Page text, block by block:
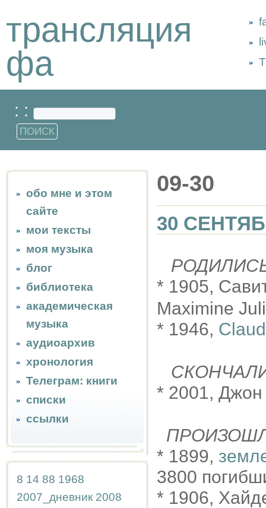
трансляция
фа
: :
обо мне и этом
сайте
мои тексты
моя музыка
блог
библиотека
академическая
музыка
аудиоархив
хронология
Телеграм: книги
списки
ссылки
8 14 88 1968
2007_дневник 2008
09-30
30
* 1905,
Maximine
* 1946,
* 2001,
* 1899,
3800
* 1906,